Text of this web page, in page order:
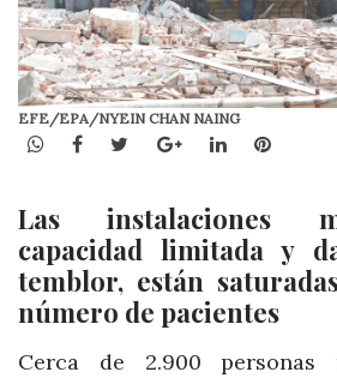
EFE/EPA/NYEIN CHAN NAING
WhatsApp
Facebook
TwitterGoogle+LinkedIn
Las instalaciones
capacidad limitada y
temblor, están
número de pacientes
Cerca de 2.900